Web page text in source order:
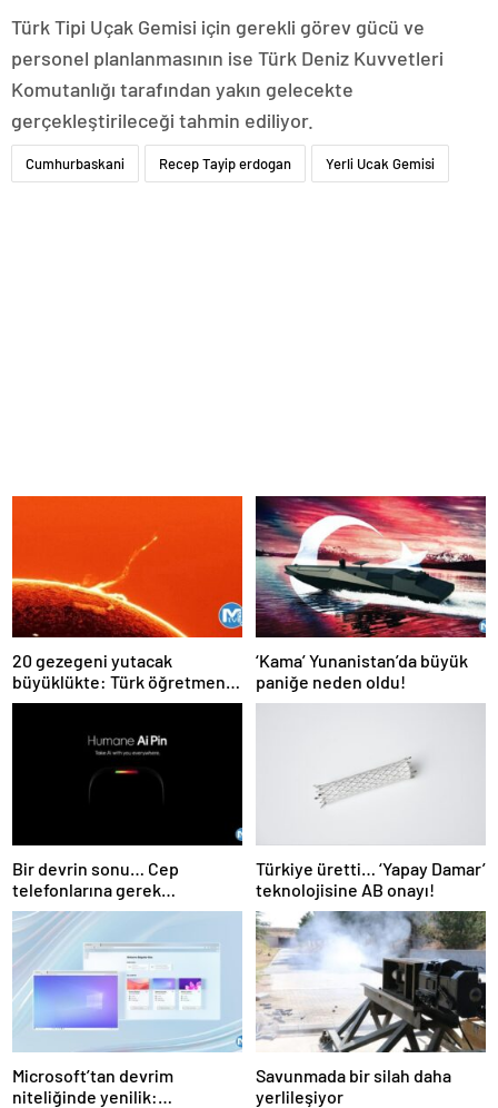
Türk Tipi Uçak Gemisi için gerekli görev gücü ve
personel planlanmasının ise Türk Deniz Kuvvetleri
Komutanlığı tarafından yakın gelecekte
gerçekleştirileceği tahmin ediliyor.
Cumhurbaskani Recep Tayip erdogan Yerli Ucak Gemisi
20 gezegeni yutacak
büyüklükte: Türk öğretmen
kaydetti daha önce böylesi
‘Kama’ Yunanistan’da büyük
paniğe neden oldu!
Bir devrin sonu… Cep
telefonlarına gerek
kalmayacak!
Türkiye üretti… ‘Yapay Damar’
teknolojisine AB onayı!
Microsoft’tan devrim
niteliğinde yenilik:
Savunmada bir silah daha
yerlileşiyor